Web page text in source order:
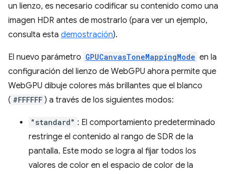
un lienzo, es necesario codificar su contenido como una
imagen HDR antes de mostrarlo (para ver un ejemplo,
consulta esta demostración).
El nuevo parámetro GPUCanvasToneMappingMode en la
configuración del lienzo de WebGPU ahora permite que
WebGPU dibuje colores más brillantes que el blanco
( #FFFFFF ) a través de los siguientes modos:
"standard" : El comportamiento predeterminado
restringe el contenido al rango de SDR de la
pantalla. Este modo se logra al fijar todos los
valores de color en el espacio de color de la